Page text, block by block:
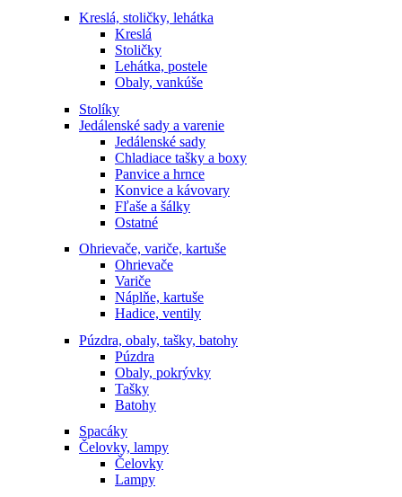
Kreslá, stoličky, lehátka
Kreslá
Stoličky
Lehátka, postele
Obaly, vankúše
Stolíky
Jedálenské sady a varenie
Jedálenské sady
Chladiace tašky a boxy
Panvice a hrnce
Konvice a kávovary
Fľaše a šálky
Ostatné
Ohrievače, variče, kartuše
Ohrievače
Variče
Náplňe, kartuše
Hadice, ventily
Púzdra, obaly, tašky, batohy
Púzdra
Obaly, pokrývky
Tašky
Batohy
Spacáky
Čelovky, lampy
Čelovky
Lampy